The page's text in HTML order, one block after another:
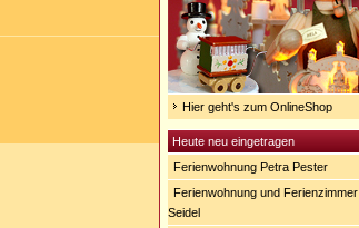
Hier geht's zum OnlineShop
Heute neu eingetragen
Ferienwohnung Petra Pester
Ferienwohnung und Ferienzimmer
Seidel